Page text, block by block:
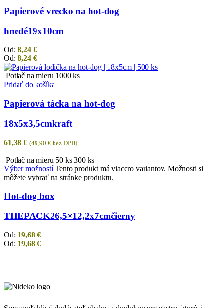
Papierové vrecko na hot-dog
hnedé19x10cm
Od: 8,24 €
Od: 8,24 €
Potlač na mieru 1000 ks
Pridať do košíka
Papierová tácka na hot-dog
18x5x3,5cmkraft
61,38 € (49,90 € bez DPH)
Potlač na mieru 50 ks 300 ks
Výber možností Tento produkt má viacero variantov. Možnosti si
môžete vybrať na stránke produktu.
Hot-dog box
THEPACK26,5×12,2x7cmčierny
Od: 19,68 €
Od: 19,68 €